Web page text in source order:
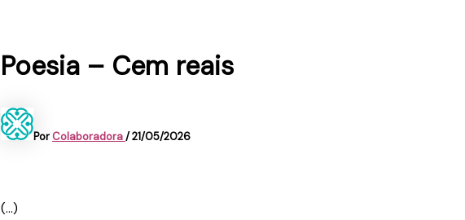
Poesia – Cem reais
PorColaboradora/21/05/2026
(…)